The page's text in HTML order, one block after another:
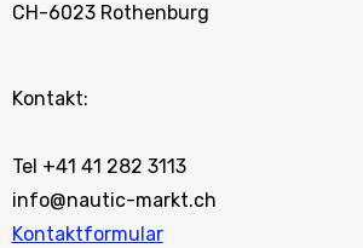
CH-6023 Rothenburg
Kontakt:
Tel +41 41 282 3113
info@nautic-markt.ch
Kontaktformular